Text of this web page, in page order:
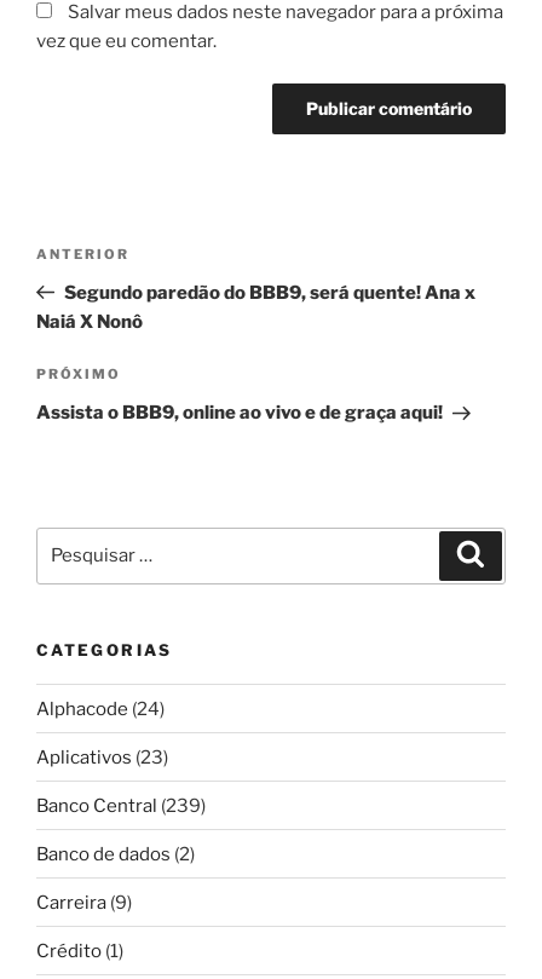
Salvar meus dados neste navegador para a próxima
vez que eu comentar.
Post
Post
anterior
ANTERIOR
Segundo paredão do BBB9, será quente! Ana x
Naiá X Nonô
Próximo
post
PRÓXIMO
Assista o BBB9, online ao vivo e de graça aqui!
por:
CATEGORIAS
Alphacode (24)
Aplicativos (23)
Banco Central (239)
Banco de dados (2)
Carreira (9)
Crédito (1)